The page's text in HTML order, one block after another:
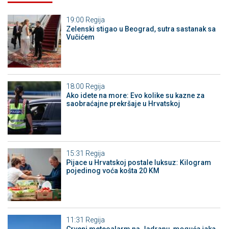
19:00 Regija
Zelenski stigao u Beograd, sutra sastanak sa
Vučićem
18:00 Regija
Ako idete na more: Evo kolike su kazne za
saobraćajne prekršaje u Hrvatskoj
15:31 Regija
Pijace u Hrvatskoj postale luksuz: Kilogram
pojedinog voća košta 20 KM
11:31 Regija